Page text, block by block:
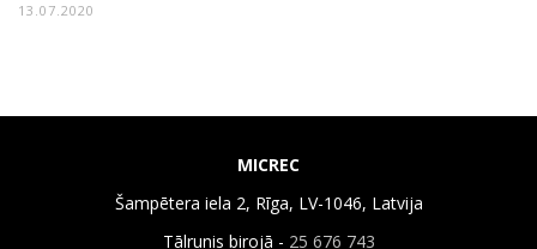
13.07.2020
MICREC
Šampētera iela 2, Rīga, LV-1046, Latvija
Tālrunis birojā - 25 676 743